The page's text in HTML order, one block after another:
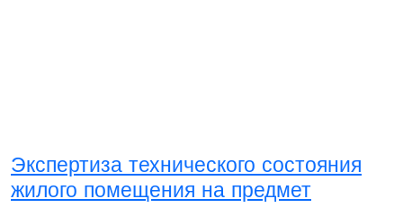
Экспертиза технического состояния
жилого помещения на предмет